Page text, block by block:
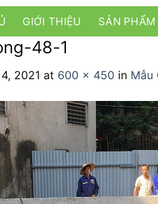
GIỚI THIỆU SẢN PHẨM
48-1
2021 at 600 × 450 in Mẫu